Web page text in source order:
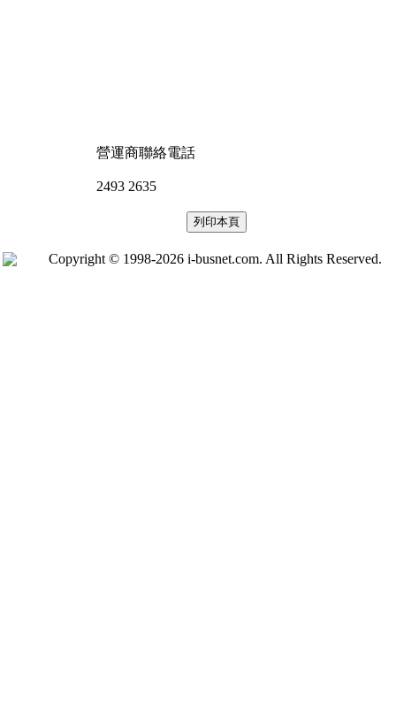
營運商聯絡電話
2493 2635
Copyright © 1998-2026 i-busnet.com. All Rights Reserved.